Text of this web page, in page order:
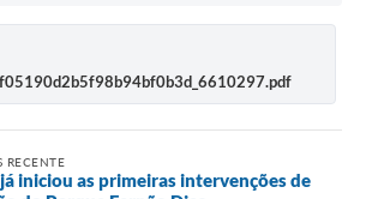
RECENTE
iniciou as primeiras intervenções de